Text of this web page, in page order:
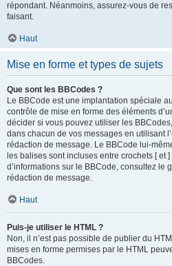
répondant. Néanmoins, assurez-vous de
faisant.
Haut
Mise en forme et types de sujets
Que sont les BBCodes ?
Le BBCode est une implantation spéciale
contrôle de mise en forme des éléments
décider si vous pouvez utiliser les
dans chacun de vos messages en utilisant
rédaction de message. Le BBCode lui-
les balises sont incluses entre crochets [ et
d’informations sur le BBCode, consultez le
rédaction de message.
Haut
Puis-je utiliser le HTML ?
Non, il n’est pas possible de publier du
mises en forme permises par le HTML
BBCodes.